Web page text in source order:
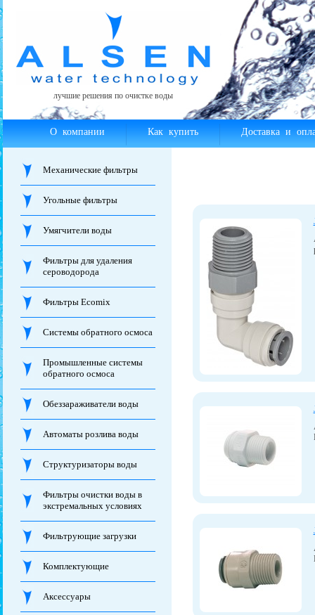
лучшие решения по очистке воды
О компании Как купить Доставка и
Механические фильтры
Угольные фильтры
Умягчители воды
Фильтры для удаления
сероводорода
Фильтры Ecomix
Системы обратного осмоса
Промышленные системы
обратного осмоса
Обеззараживатели воды
Автоматы розлива воды
Структуризаторы воды
Фильтры очистки воды в
экстремальных условиях
Фильтрующие загрузки
Комплектующие
Аксессуары